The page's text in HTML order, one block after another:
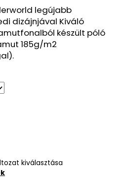
legújabb
dizájnjával Kiváló
készült póló
185g/m2
kiválasztása